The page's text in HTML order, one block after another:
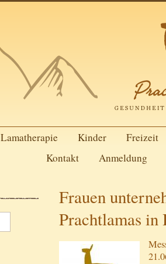
Lamatherapie Kinder
Freizeit
Kontakt
Anmeldung
Frauen
Prachtlamas in